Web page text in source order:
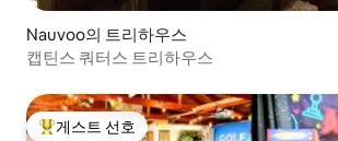
Nauvoo의 트리하우스
캡틴스 쿼터스 트리하우스
상위 게스트 선호
게스트 선호